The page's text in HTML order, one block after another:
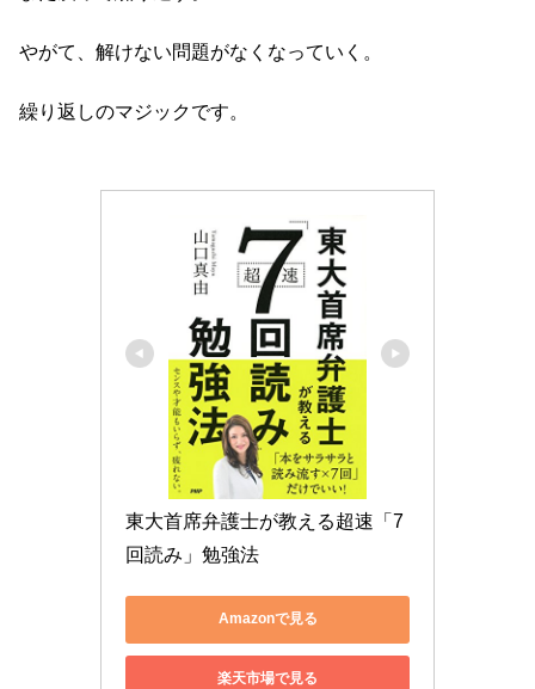
やがて、解けない問題がなくなっていく。
繰り返しのマジックです。
東大首席弁護士が教える超速「7
回読み」勉強法
Amazonで見る
楽天市場で見る